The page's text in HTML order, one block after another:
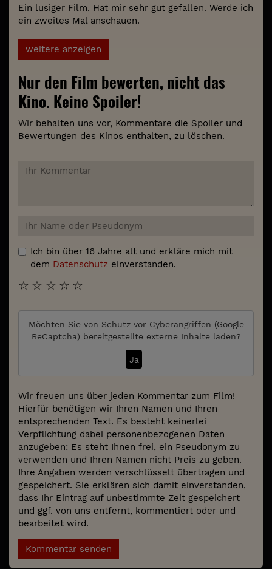
Ein lusiger Film. Hat mir sehr gut gefallen. Werde ich
ein zweites Mal anschauen.
weitere anzeigen
Nur den Film bewerten, nicht das
Kino. Keine Spoiler!
Wir behalten uns vor, Kommentare die Spoiler und
Bewertungen des Kinos enthalten, zu löschen.
Ich bin über 16 Jahre alt und erkläre mich mit
dem Datenschutz einverstanden.
☆
☆
☆
☆
☆
Möchten Sie von Schutz vor Cyberangriffen (Google
ReCaptcha) bereitgestellte externe Inhalte laden?
Ja
Wir freuen uns über jeden Kommentar zum Film!
Hierfür benötigen wir Ihren Namen und Ihren
entsprechenden Text. Es besteht keinerlei
Verpflichtung dabei personenbezogenen Daten
anzugeben: Es steht Ihnen frei, ein Pseudonym zu
verwenden und Ihren Namen nicht Preis zu geben.
Ihre Angaben werden verschlüsselt übertragen und
gespeichert. Sie erklären sich damit einverstanden,
dass Ihr Eintrag auf unbestimmte Zeit gespeichert
und ggf. von uns entfernt, kommentiert oder und
bearbeitet wird.
Kommentar senden